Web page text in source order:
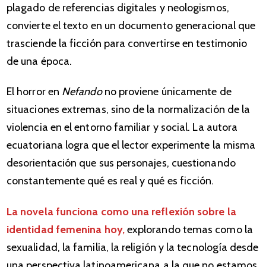
plagado de referencias digitales y neologismos,
convierte el texto en un documento generacional que
trasciende la ficción para convertirse en testimonio
de una época.
El horror en Nefandono proviene únicamente de
situaciones extremas, sino de la normalización de la
violencia en el entorno familiar y social. La autora
ecuatoriana logra que el lector experimente la misma
desorientación que sus personajes, cuestionando
constantemente qué es real y qué es ficción.
La novela funciona como una reflexión sobre la
identidad femenina hoy,explorando temas como la
sexualidad, la familia, la religión y la tecnología desde